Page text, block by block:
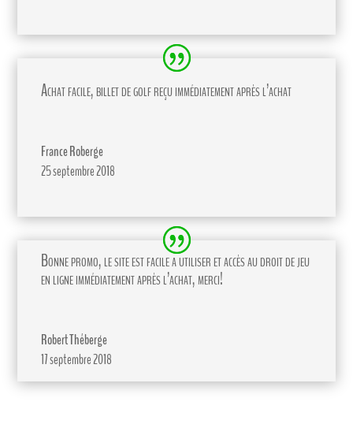
Achat facile, billet de golf reçu immédiatement après l’achat
France Roberge
25 septembre 2018
Bonne promo, le site est facile a utiliser et accès au droit de jeu
en ligne immédiatement après l’achat, merci!
Robert Théberge
17 septembre 2018